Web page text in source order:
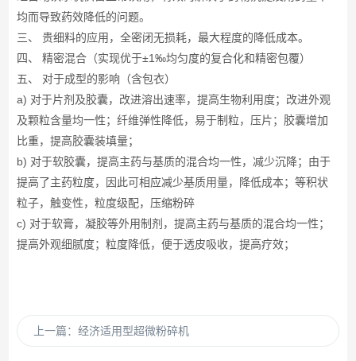
均而导致药效降低的问题。
三、 贵细料的应用，全密闭无损耗，最大程度的降低成本。
四、 精密混合（实现优于±1‰均匀度的复合化和精密包覆）
五、 对于成型的影响（含包衣）
a) 对于片剂及胶囊，改进溶出速率，提高生物利用度；改进外观
及颗粒含量均一性；纤维弹性降低，易于制粒，压片；胶囊增加
比重，提高胶囊装填量；
b) 对于软胶囊，提高主药与基质的混合均一性，减少沉降；由于
提高了主药粒度，因此可相应减少基质用量，降低成本；等积状
粒子，触变性，粒度级配，压缩粉碎
c) 对于软膏，凝胶等外用制剂，提高主药与基质的混合均一性；
提高外观细腻度；粒度降低，便于透皮吸收，提高疗效；
上一篇：经济适用型超微粉碎机